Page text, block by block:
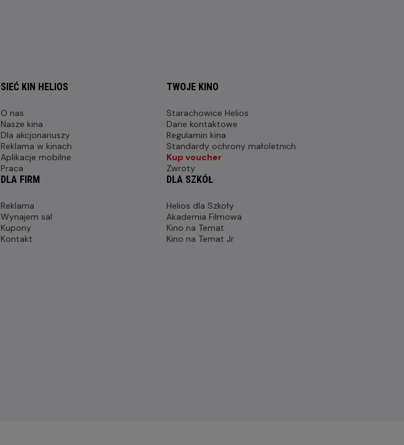
SIEĆ KIN HELIOS
O nas
Nasze kina
Dla akcjonariuszy
Reklama w kinach
Aplikacje mobilne
Praca
TWOJE KINO
Starachowice Helios
Dane kontaktowe
Regulamin kina
Standardy ochrony małoletnich
Kup voucher
Zwroty
DLA FIRM
Reklama
Wynajem sal
Kupony
Kontakt
DLA SZKÓŁ
Helios dla Szkoły
Akademia Filmowa
Kino na Temat
Kino na Temat Jr